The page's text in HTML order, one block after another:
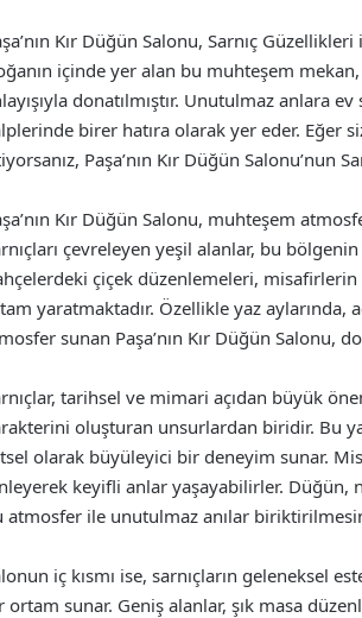
Kır Düğün Salonu, Sarnıç
içinde yer alan bu muhteşem
donatılmıştır. Unutulmaz anlara
birer hatıra olarak yer eder. Eğer
Paşa’nın Kır Düğün Salonu’nun
Kır Düğün Salonu, muhteşem
çevreleyen yeşil alanlar, bu
çiçek düzenlemeleri,
yaratmaktadır. Özellikle yaz
sunan Paşa’nın Kır Düğün Salonu,
tarihsel ve mimari açıdan büyük
oluşturan unsurlardan biridir. Bu
olarak büyüleyici bir deneyim sunar.
keyifli anlar yaşayabilirler. Düğün,
atmosfer ile unutulmaz anılar
iç kısmı ise, sarnıçların geleneksel
ortam sunar. Geniş alanlar, şık masa